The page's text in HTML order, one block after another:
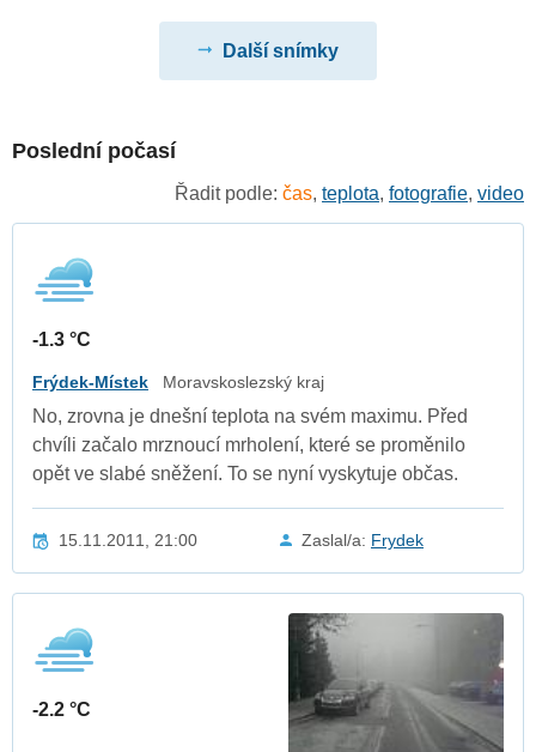
Další snímky
Poslední počasí
Řadit podle: čas, teplota, fotografie, video
-1.3 °C
Frýdek-Místek Moravskoslezský kraj
No, zrovna je dnešní teplota na svém maximu. Před
chvíli začalo mrznoucí mrholení, které se proměnilo
opět ve slabé sněžení. To se nyní vyskytuje občas.
15.11.2011, 21:00 Zaslal/a: Frydek
-2.2 °C